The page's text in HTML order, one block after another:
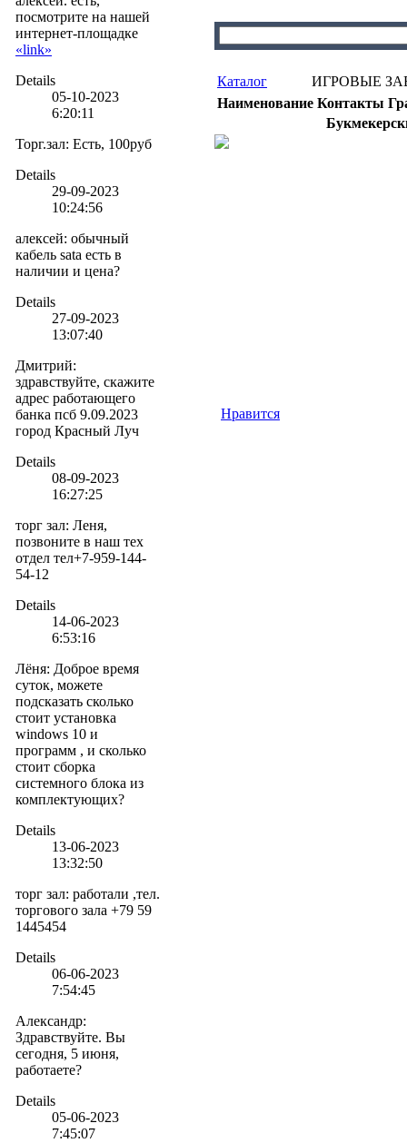
посмотрите на нашей
интернет-площадке
«link»
Details
05-10-2023
6:20:11
Торг.зал: Есть, 100руб
Details
29-09-2023
10:24:56
алексей: обычный
кабель sata есть в
наличии и цена?
Details
27-09-2023
13:07:40
Дмитрий:
здравствуйте, скажите
адрес работающего
банка псб 9.09.2023
город Красный Луч
Details
08-09-2023
16:27:25
торг зал: Леня,
позвоните в наш тех
отдел тел+7-959-144-
54-12
Details
14-06-2023
6:53:16
Лёня: Доброе время
суток, можете
подсказать сколько
стоит установка
windows 10 и
программ , и сколько
стоит сборка
системного блока из
комплектующих?
Details
13-06-2023
13:32:50
торг зал: работали ,тел.
торгового зала +79 59
1445454
Details
06-06-2023
7:54:45
Александр:
Здравствуйте. Вы
сегодня, 5 июня,
работаете?
Details
05-06-2023
7:45:07
Каталог
ИГРОВЫЕ
Наименование Контакты
Нравится